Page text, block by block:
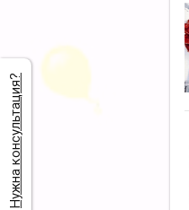
Нужна консультация?